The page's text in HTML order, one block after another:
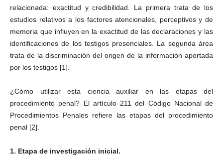
relacionada: exactitud y credibilidad. La primera trata de los
estudios relativos a los factores atencionales, perceptivos y de
memoria que influyen en la exactitud de las declaraciones y las
identificaciones de los testigos presenciales. La segunda área
trata de la discriminación del origen de la información aportada
por los testigos [1].
¿Cómo utilizar esta ciencia auxiliar en las etapas del
procedimiento penal? El artículo 211 del Código Nacional de
Procedimientos Penales refiere las etapas del procedimiento
penal [2].
1. Etapa de investigación inicial.